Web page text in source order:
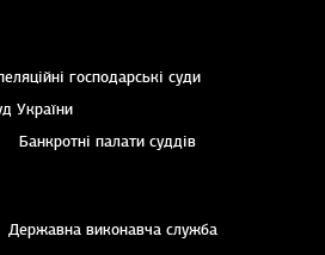
господарські суди
України
Банкротні палати суддів
Державна виконавча служба